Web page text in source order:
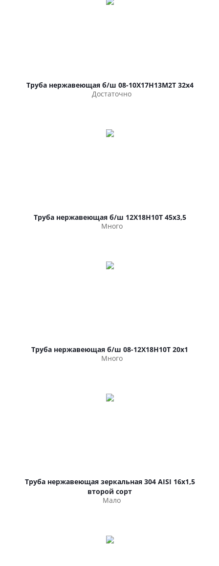
Труба нержавеющая б/ш 08-10Х17Н13М2Т 32х4
Достаточно
Труба нержавеющая б/ш 12Х18Н10Т 45х3,5
Много
Труба нержавеющая б/ш 08-12Х18Н10Т 20х1
Много
Труба нержавеющая зеркальная 304 AISI 16х1,5
второй сорт
Мало